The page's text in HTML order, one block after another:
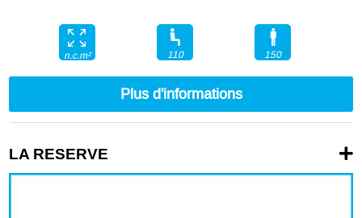
n.c.m² 110 150
Plus d'informations
LA RESERVE